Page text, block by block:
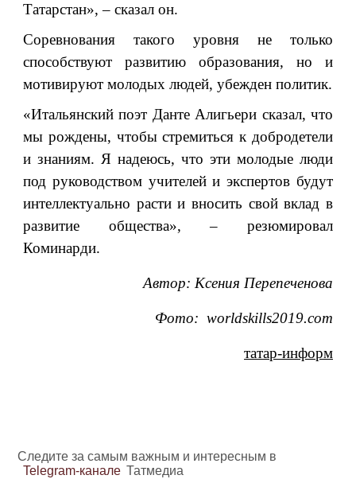
Татарстан», – сказал он.
Соревнования такого уровня не только
способствуют развитию образования, но и
мотивируют молодых людей, убежден политик.
«Итальянский поэт Данте Алигьери сказал, что
мы рождены, чтобы стремиться к добродетели
и знаниям. Я надеюсь, что эти молодые люди
под руководством учителей и экспертов будут
интеллектуально расти и вносить свой вклад в
развитие общества», – резюмировал
Коминарди.
Автор: Ксения Перепеченова
Фото: worldskills2019.com
татар-информ
Следите за самым важным и интересным в
Telegram-канале Татмедиа